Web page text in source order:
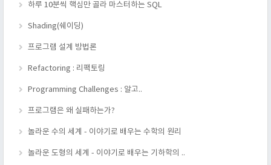
하루 10분씩 핵심만 골라 마스터하는 SQL
Shading(쉐이딩)
프로그램 설계 방법론
Refactoring : 리팩토링
Programming Challenges : 알고..
프로그램은 왜 실패하는가?
놀라운 수의 세계 - 이야기로 배우는 수학의 원리
놀라운 도형의 세계 - 이야기로 배우는 기하학의 ..